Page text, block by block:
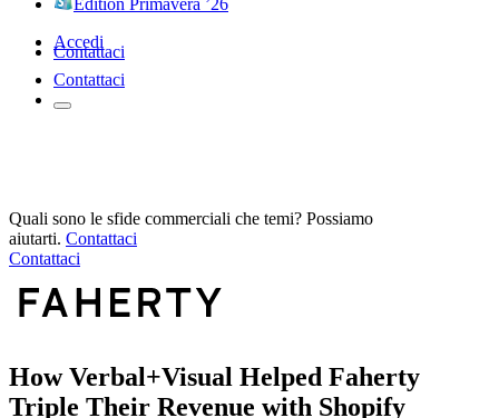
Edition Primavera ’26
Accedi
Contattaci
Contattaci
Quali sono le sfide commerciali che temi? Possiamo
aiutarti. Contattaci
Contattaci
How Verbal+Visual Helped Faherty
Triple Their Revenue with Shopify